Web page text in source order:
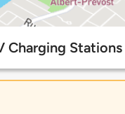
Charging Stations